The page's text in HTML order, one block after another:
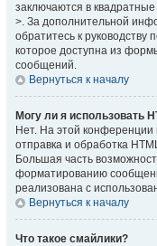
заключаются в квадратные
>. За дополнительной
обратитесь к руководству
которое доступна из
сообщений.
Вернуться к началу
Могу ли я использовать
Нет. На этой
отправка и обработка
Большая часть
форматированию
реализована с
Вернуться к началу
Что такое смайлики?